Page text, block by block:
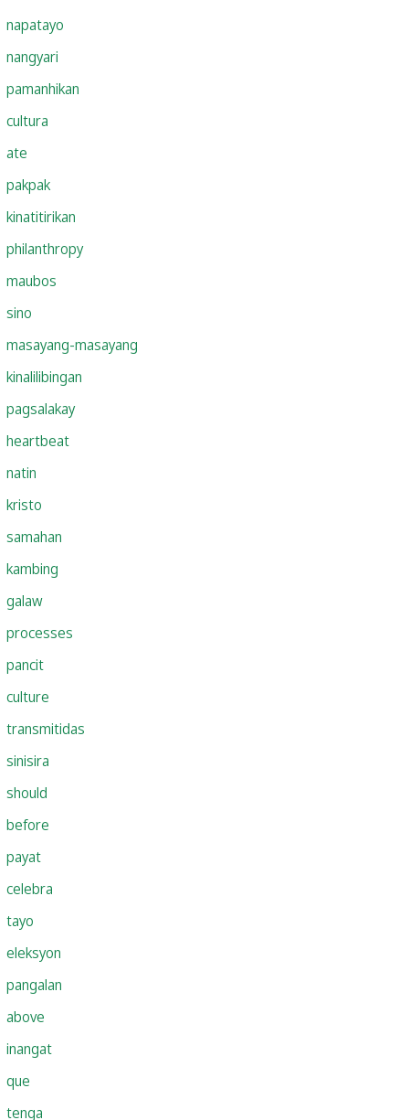
napatayo
nangyari
pamanhikan
cultura
ate
pakpak
kinatitirikan
philanthropy
maubos
sino
masayang-masayang
kinalilibingan
pagsalakay
heartbeat
natin
kristo
samahan
kambing
galaw
processes
pancit
culture
transmitidas
sinisira
should
before
payat
celebra
tayo
eleksyon
pangalan
above
inangat
que
tenga